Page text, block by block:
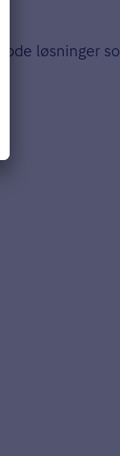
løsninger